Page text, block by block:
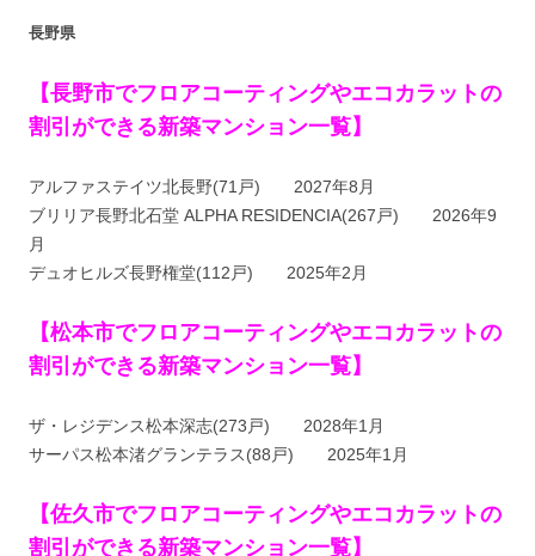
長野県
【長野市でフロアコーティングやエコカラットの
割引ができる新築マンション一覧】
アルファステイツ北長野(71戸) 2027年8月
ブリリア長野北石堂 ALPHA RESIDENCIA(267戸) 2026年9
月
デュオヒルズ長野権堂(112戸) 2025年2月
【松本市でフロアコーティングやエコカラットの
割引ができる新築マンション一覧】
ザ・レジデンス松本深志(273戸) 2028年1月
サーパス松本渚グランテラス(88戸) 2025年1月
【佐久市でフロアコーティングやエコカラットの
割引ができる新築マンション一覧】